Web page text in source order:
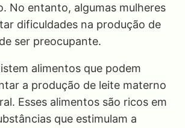
No entanto, algumas mulheres
dificuldades na produção de
ser preocupante.
alimentos que podem
a produção de leite materno
Esses alimentos são ricos em
que estimulam a